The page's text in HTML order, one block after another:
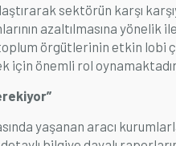
sektörün karşı
azaltılmasına
örgütlerinin etkin lobi
için önemli rol
yaşanan aracı